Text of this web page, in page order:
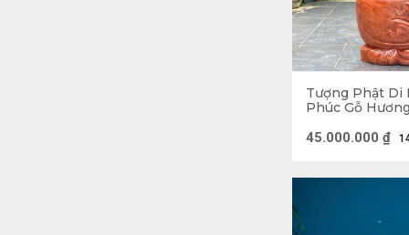
Tượng Phật Di
Phúc Gỗ
45.000.000 ₫